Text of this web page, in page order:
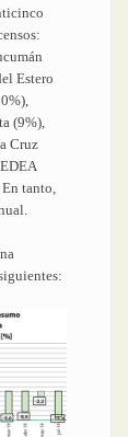
Estero
(9%),
Cruz
tanto,